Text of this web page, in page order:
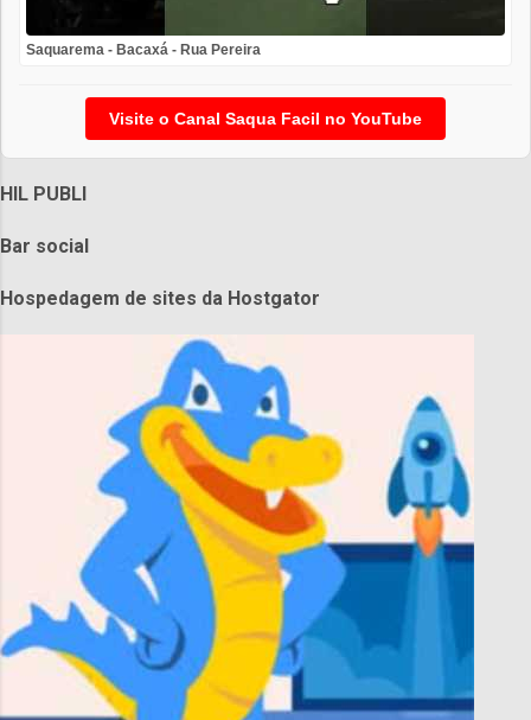
Saquarema - Bacaxá - Rua Pereira
Visite o Canal Saqua Facil no YouTube
HIL PUBLI
Bar social
Hospedagem de sites da Hostgator